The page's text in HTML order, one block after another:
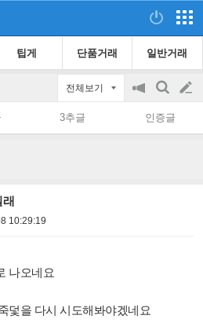
팁게 단품거래 일반거래
전체보기
공
on/off
검
색
글
쓰
3추글 인증글
10:29:19
나오네요
덫을 다시 시도해봐야겠네요